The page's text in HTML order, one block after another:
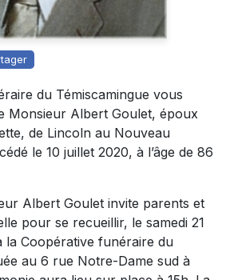
du Témiscamingue vous
Monsieur Albert Goulet, époux
de Lincoln au Nouveau
le 10 juillet 2020, à l’âge de 86
Albert Goulet invite parents et
pour se recueillir, le samedi 21
la Coopérative funéraire du
au 6 rue Notre-Dame sud à